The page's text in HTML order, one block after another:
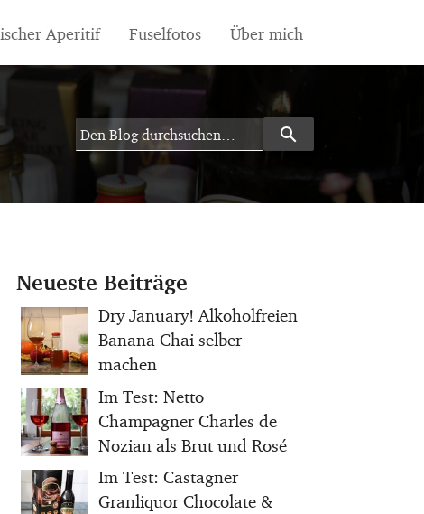
Aperitif Fuselfotos Über mich
Search search
Neueste Beiträge
Dry January! Alkoholfreien
Banana Chai selber
machen
Im Test: Netto
Champagner Charles de
Nozian als Brut und Rosé
Im Test: Castagner
Granliquor Chocolate &